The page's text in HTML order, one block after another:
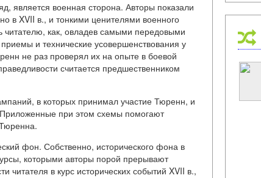
является военная сторона. Авторы показали
в XVII в., и тонкими ценителями военного
читателю, как, овладев самыми передовыми
и технические усовершенствования у
не раз проверял их на опыте в боевой
считается предшественником
в которых принимал участие Тюренн, и
при этом схемы помогают
фон. Собственно, исторического фона в
которыми авторы порой прерывают
читателя в курс исторических событий XVII в.,